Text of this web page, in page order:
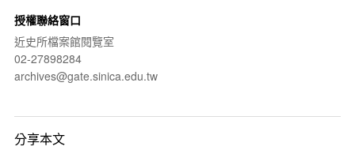
授權聯絡窗口
近史所檔案館閱覽室
02-27898284
archives@gate.sinica.edu.tw
分享本文